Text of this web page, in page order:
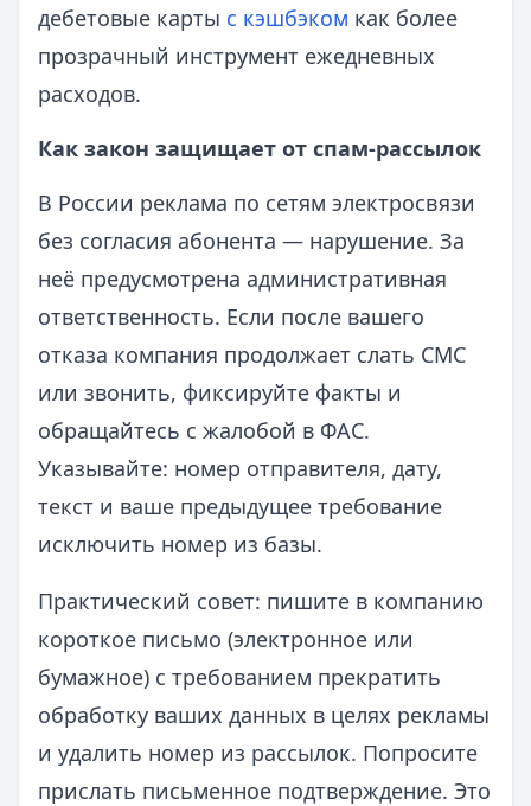
дебетовые карты с кэшбэком как более
прозрачный инструмент ежедневных
расходов.
Как закон защищает от спам-рассылок
В России реклама по сетям электросвязи
без согласия абонента — нарушение. За
неё предусмотрена административная
ответственность. Если после вашего
отказа компания продолжает слать СМС
или звонить, фиксируйте факты и
обращайтесь с жалобой в ФАС.
Указывайте: номер отправителя, дату,
текст и ваше предыдущее требование
исключить номер из базы.
Практический совет: пишите в компанию
короткое письмо (электронное или
бумажное) с требованием прекратить
обработку ваших данных в целях рекламы
и удалить номер из рассылок. Попросите
прислать письменное подтверждение. Это